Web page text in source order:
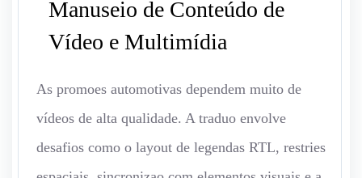
Manuseio de Conteúdo de
Vídeo e Multimídia
As promoes automotivas dependem muito de
vídeos de alta qualidade. A traduo envolve
desafios como o layout de legendas RTL, restries